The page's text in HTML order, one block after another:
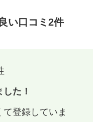
い口コミ2件
た！
登録していま